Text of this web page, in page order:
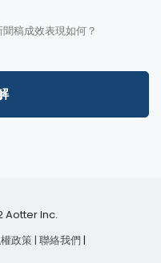
稿成效表現如何？
Aotter Inc.
政策 | 聯絡我們 |